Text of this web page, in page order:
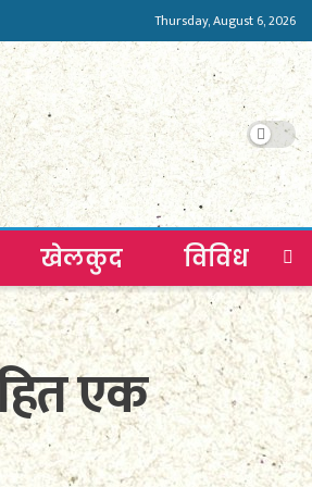
Thursday, August 6, 2026
खेलकुद विविध
एक